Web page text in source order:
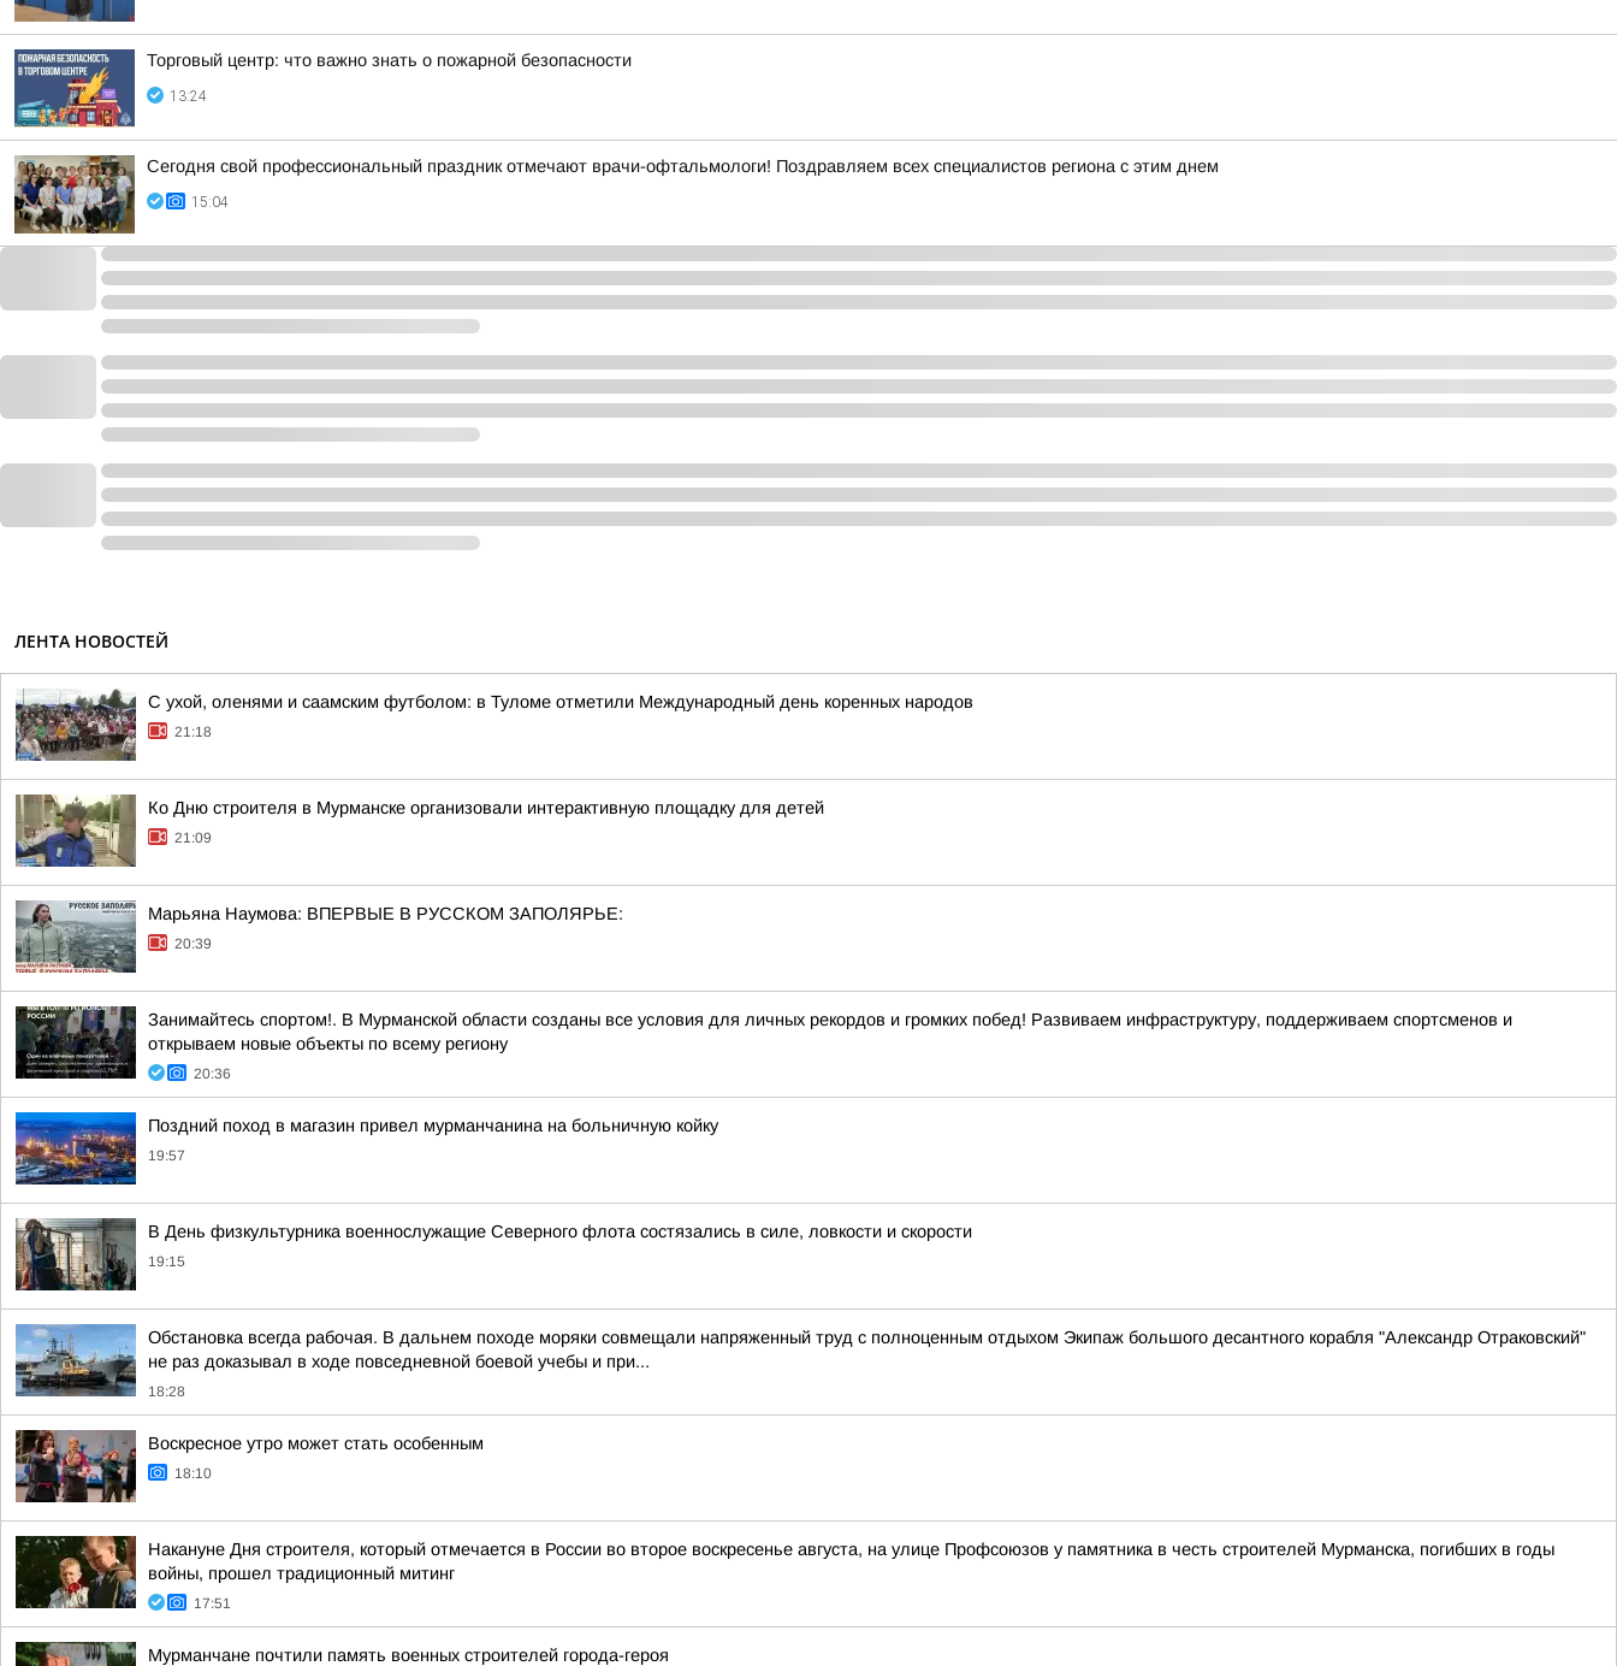
Торговый центр: что важно знать о пожарной безопасности
13:24
Сегодня свой профессиональный праздник отмечают врачи-офтальмологи! Поздравляем всех специалистов региона с этим днем
15:04
ЛЕНТА НОВОСТЕЙ
С ухой, оленями и саамским футболом: в Туломе отметили Международный день коренных народов
21:18
Ко Дню строителя в Мурманске организовали интерактивную площадку для детей
21:09
Марьяна Наумова: ВПЕРВЫЕ В РУССКОМ ЗАПОЛЯРЬЕ:
20:39
Занимайтесь спортом!. В Мурманской области созданы все условия для личных рекордов и громких побед! Развиваем инфраструктуру, поддерживаем спортсменов и
открываем новые объекты по всему региону
20:36
Поздний поход в магазин привел мурманчанина на больничную койку
19:57
В День физкультурника военнослужащие Северного флота состязались в силе, ловкости и скорости
19:15
Обстановка всегда рабочая. В дальнем походе моряки совмещали напряженный труд с полноценным отдыхом Экипаж большого десантного корабля "Александр Отраковский"
не раз доказывал в ходе повседневной боевой учебы и при...
18:28
Воскресное утро может стать особенным
18:10
Накануне Дня строителя, который отмечается в России во второе воскресенье августа, на улице Профсоюзов у памятника в честь строителей Мурманска, погибших в годы
войны, прошел традиционный митинг
17:51
Мурманчане почтили память военных строителей города-героя